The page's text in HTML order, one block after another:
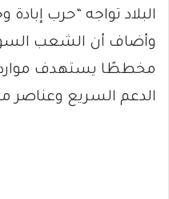
البلاد تواجه “حرب
وأضاف أن الشعب
مخططًا يستهدف
الدعم السريع وعناصر